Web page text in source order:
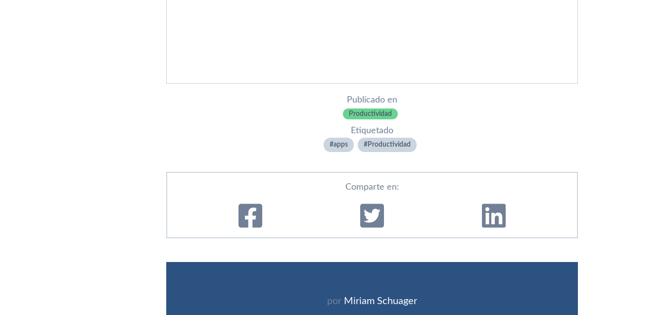
Publicado en
Productividad
Etiquetado
apps Productividad
Comparte en:
por Miriam Schuager